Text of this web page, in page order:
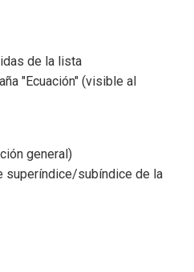
de la lista
"Ecuación" (visible al
general)
superíndice/subíndice de la